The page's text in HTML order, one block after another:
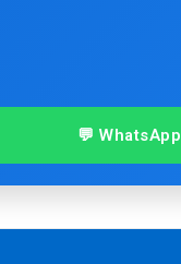
💬 WhatsApp